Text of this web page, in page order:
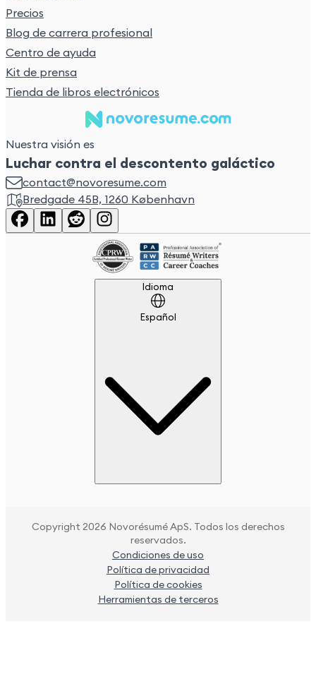
Nuestra visión es
Luchar contra el descontento galáctico
contact@novoresume.com
Bredgade 45B, 1260 København
Idioma
Español
Precios
Blog de carrera profesional
Centro de ayuda
Kit de prensa
Tienda de libros electrónicos
Copyright 2026 Novorésumé ApS. Todos los derechos
reservados.
Condiciones de uso
Política de privacidad
Política de cookies
Herramientas de terceros